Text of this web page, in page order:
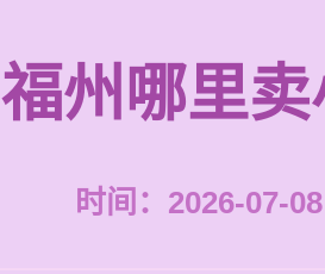
福州哪里
时间：2026-07-